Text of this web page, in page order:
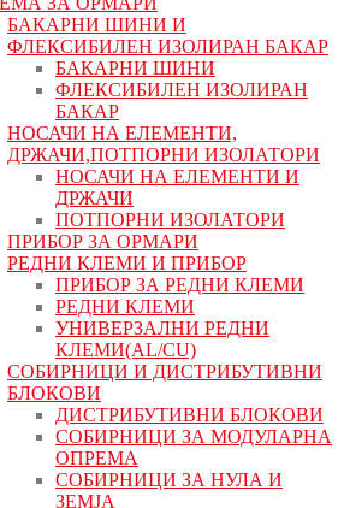
БАКАРНИ ШИНИ И
ФЛЕКСИБИЛЕН ИЗОЛИРАН БАКАР
БАКАРНИ ШИНИ
ФЛЕКСИБИЛЕН ИЗОЛИРАН
БАКАР
НОСАЧИ НА ЕЛЕМЕНТИ,
ДРЖАЧИ,ПОТПОРНИ ИЗОЛАТОРИ
НОСАЧИ НА ЕЛЕМЕНТИ И
ДРЖАЧИ
ПОТПОРНИ ИЗОЛАТОРИ
ПРИБОР ЗА ОРМАРИ
РЕДНИ КЛЕМИ И ПРИБОР
ПРИБОР ЗА РЕДНИ КЛЕМИ
РЕДНИ КЛЕМИ
УНИВЕРЗАЛНИ РЕДНИ
КЛЕМИ(AL/CU)
СОБИРНИЦИ И ДИСТРИБУТИВНИ
БЛОКОВИ
ДИСТРИБУТИВНИ БЛОКОВИ
СОБИРНИЦИ ЗА МОДУЛАРНА
ОПРЕМА
СОБИРНИЦИ ЗА НУЛА И
ЗЕМЈА